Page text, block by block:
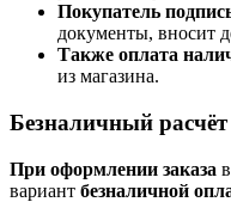
Покупатель
документы, вносит
Также оплата
из магазина.
Безналичный расчёт
При оформлении заказа
вариант безналичной